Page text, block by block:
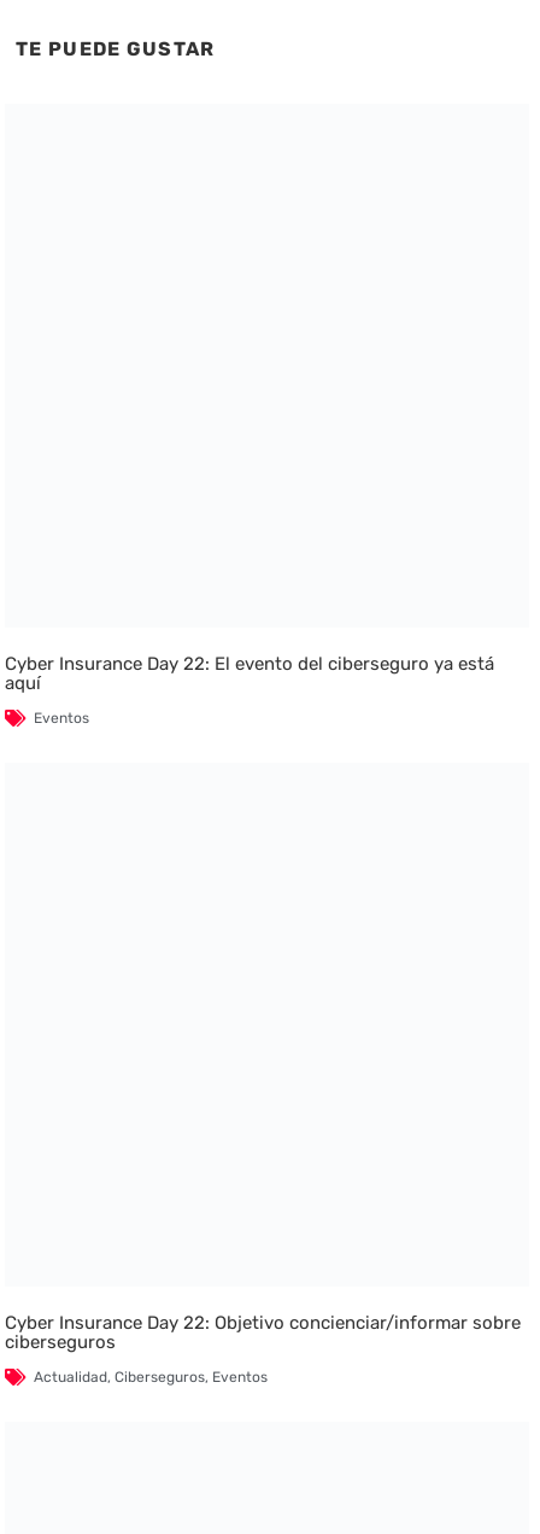
TE PUEDE GUSTAR
Cyber Insurance Day 22: El evento del ciberseguro ya está
aquí
Eventos
Cyber Insurance Day 22: Objetivo concienciar/informar sobre
ciberseguros
Actualidad,Ciberseguros, Eventos